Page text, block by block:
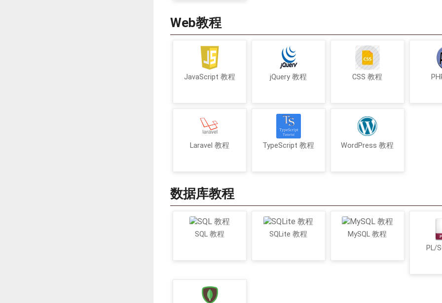
Web教程
JavaScript 教程 jQuery 教程 CSS 教程
Laravel 教程 TypeScript 教程 WordPress 教程
数据库教程
SQL 教程 SQLite 教程
MySQL 教程
PL/